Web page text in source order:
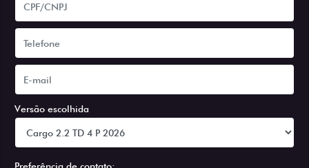
Versão escolhida